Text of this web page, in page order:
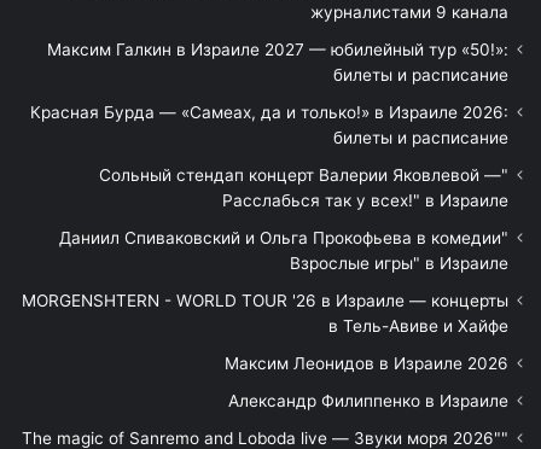
журналистами 9 канала
Максим Галкин в Израиле 2027 — юбилейный тур «50!»:
билеты и расписание
Красная Бурда — «Самеах, да и только!» в Израиле 2026:
билеты и расписание
"Сольный стендап концерт Валерии Яковлевой —
Расслабься так у всех!" в Израиле
"Даниил Спиваковский и Ольга Прокофьева в комедии
Взрослые игры" в Израиле
MORGENSHTERN - WORLD TOUR '26 в Израиле — концерты
в Тель-Авиве и Хайфе
Максим Леонидов в Израиле 2026
Александр Филиппенко в Израиле
"The magic of Sanremo and Loboda live — Звуки моря 2026"